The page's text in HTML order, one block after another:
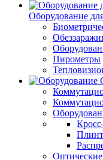
Оборудование
Пирометры